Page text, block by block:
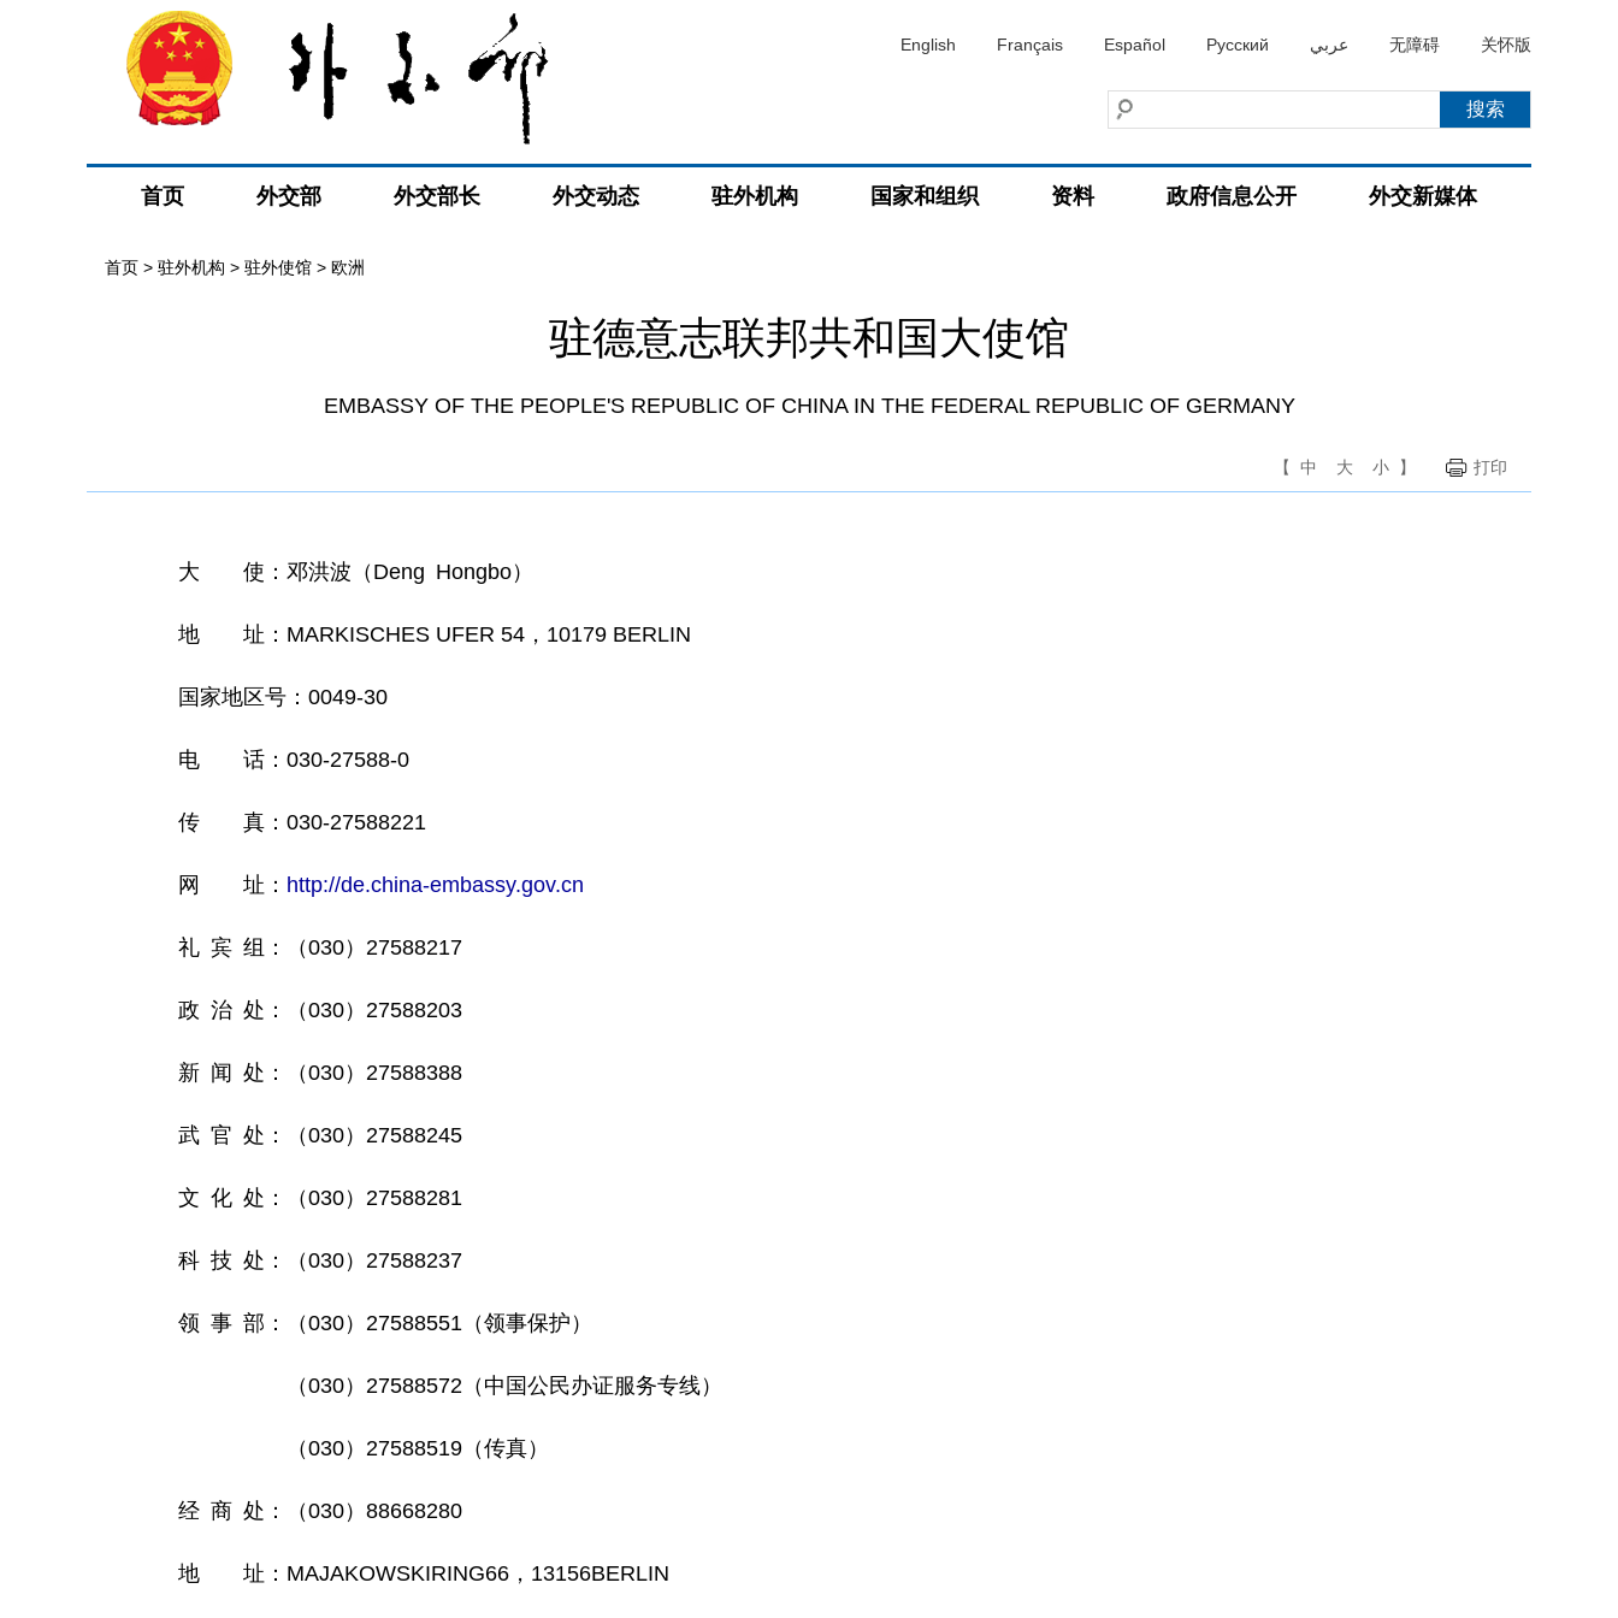
English Français Español Русский عربي 无障碍 关怀版
首页 外交部 外交部长 外交动态 驻外机构 国家和组织 资料 政府信息公开 外交新媒体
首页 > 驻外机构 > 驻外使馆 > 欧洲
驻德意志联邦共和国大使馆
EMBASSY OF THE PEOPLE'S REPUBLIC OF CHINA IN THE FEDERAL REPUBLIC OF GERMANY
【 中 大 小 】 打印
大 使：邓洪波（Deng Hongbo）
地 址：MARKISCHES UFER 54，10179 BERLIN
国家地区号：0049-30
电 话：030-27588-0
传 真：030-27588221
网 址： http://de.china-embassy.gov.cn
礼 宾 组：（030）27588217
政 治 处：（030）27588203
新 闻 处：（030）27588388
武 官 处：（030）27588245
文 化 处：（030）27588281
科 技 处：（030）27588237
领 事 部：（030）27588551（领事保护）
（030）27588572（中国公民办证服务专线）
（030）27588519（传真）
经 商 处：（030）88668280
地 址：MAJAKOWSKIRING66，13156BERLIN